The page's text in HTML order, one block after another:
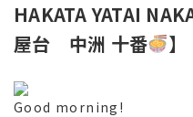
HAKATA YATAI
屋台 中洲 十番
】
Good morning!